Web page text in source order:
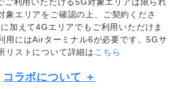
利用いただける5G対象エリアは限られ
象エリアをご確認の上、ご契約くださ
加えて4Gエリアでもご利用いただけま
用にはAirターミナル6が必要です。5Gサ
リストについて詳細はこちら
コラボについて